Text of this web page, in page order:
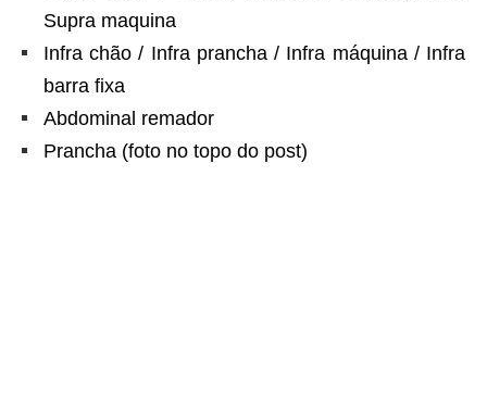
Supra maquina
Infra chão / Infra prancha / Infra máquina / Infra
barra fixa
Abdominal remador
Prancha (foto no topo do post)